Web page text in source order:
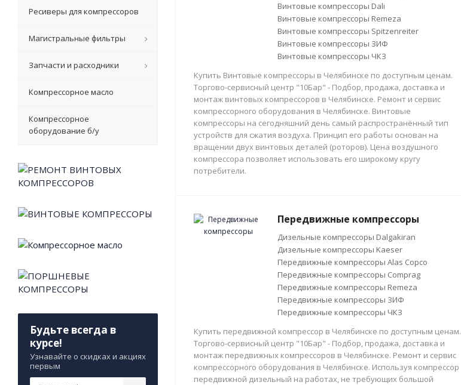
Винтовые компрессоры Dali
Винтовые компрессоры Remeza
Винтовые компрессоры Spitzenreiter
Винтовые компрессоры ЗИФ
Винтовые компрессоры ЧКЗ
Купить Винтовые компрессоры в Челябинске по доступным ценам.
Торгово-сервисный центр "10Бар" - Подбор, продажа, доставка и
монтаж винтовых компрессоров в Челябинске. Ремонт и сервис
компрессорного оборудования в Челябинске. Винтовые
компрессоры на сегодняшний день самый распространённый тип
устройств для сжатия воздуха. Принцип его работы основан на
вращении двух винтовых деталей (роторов). Цена воздушного
компрессора позволяет использовать его широкому кругу
потребители.
Передвижные компрессоры
Дизельные компрессоры Dalgakiran
Дизельные компрессоры Kaeser
Передвижные компрессоры Alas Copco
Передвижные компрессоры Comprag
Передвижные компрессоры Remeza
Передвижные компрессоры ЗИФ
Передвижные компрессоры ЧКЗ
Купить передвижной компрессор в Челябинске по доступным ценам.
Торгово-сервисный центр "10Бар" - Подбор, продажа, доставка и
монтаж передвижных компрессоров в Челябинске. Ремонт и сервис
компрессорного оборудования в Челябинске. Используя компрессор
передвижной дизельный на работах, не требующих большой
Ресиверы для компрессоров
Магистральные фильтры
Запчасти и расходники
Компрессорное масло
Компрессорное
оборудование б/у
Будьте всегда в
курсе!
Узнавайте о скидках и акциях
первым